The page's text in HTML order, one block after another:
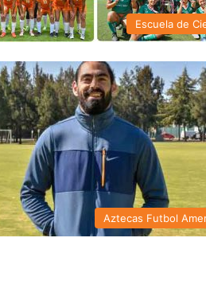
Escuela de
Aztecas Futbol